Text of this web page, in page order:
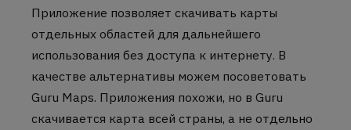
Приложение позволяет скачивать карты
отдельных областей для дальнейшего
использования без доступа к интернету. В
качестве альтернативы можем посоветовать
Guru Maps. Приложения похожи, но в Guru
скачивается карта всей страны, а не отдельно